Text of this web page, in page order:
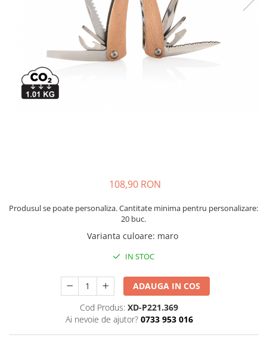
Etichetare si ambalare
Arhivare si depozitare
Instrumente de scris
Pixuri de plastic
Pixuri metalice
Pixuri cu gel
Textmarkere
Carioci si creioane colorate
Ascutitori, radiere, agrafe
Foarfece pentru birou
Curatenie si igiena
108,90 RON
Produsul se poate personaliza. Cantitate minima pentru personalizare:
20 buc.
Varianta culoare: maro
IN STOC
ADAUGA IN COS
Cod Produs: XD-P221.369
Ai nevoie de ajutor? 0733 953 016